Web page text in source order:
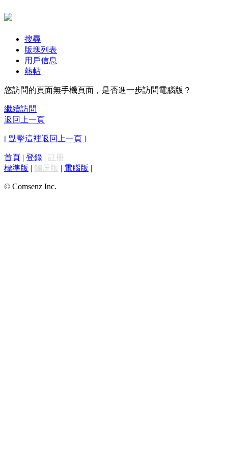
搜尋
版塊列表
用戶信息
熱帖
您訪問的頁面無手機頁面，是否進一步訪問電腦版？
繼續訪問
返回上一頁
[ 點擊這裡返回上一頁 ]
首頁 | 登錄 | 註冊
標準版 | 觸屏版 | 電腦版 |
© Comsenz Inc.